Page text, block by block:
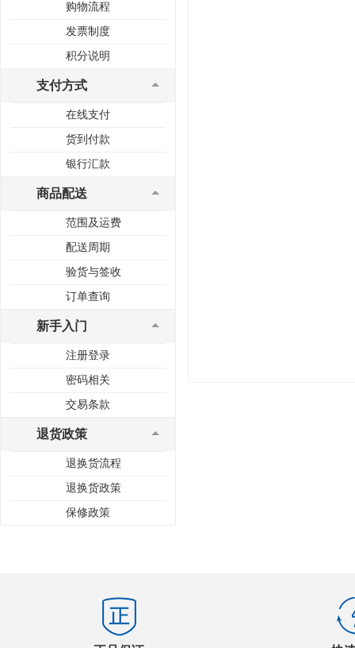
购物流程
发票制度
积分说明
支付方式
在线支付
货到付款
银行汇款
商品配送
范围及运费
配送周期
验货与签收
订单查询
新手入门
注册登录
密码相关
交易条款
退货政策
退换货流程
退换货政策
保修政策